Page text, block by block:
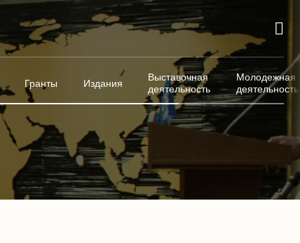
Гранты Издания
Выставочная
деятельность
Молодежная
деятельность